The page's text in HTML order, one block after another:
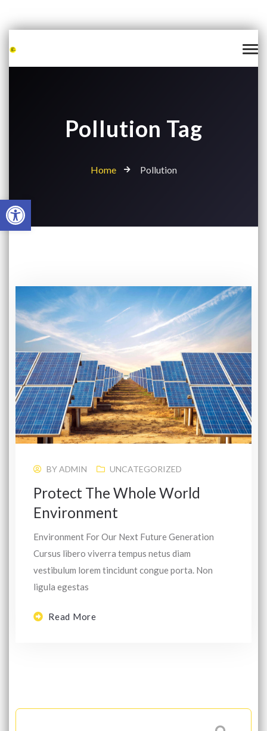
Open toolbar
Pollution Tag
Home Pollution
BYADMIN UNCATEGORIZED
Protect The Whole World
Environment
Environment For Our Next Future Generation
Cursus libero viverra tempus netus diam
vestibulum lorem tincidunt congue porta. Non
ligula egestas
Read More